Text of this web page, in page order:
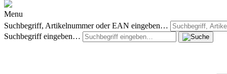
Menu
Suchbegriff, Artikelnummer oder EAN eingeben…
Suchbegriff eingeben…